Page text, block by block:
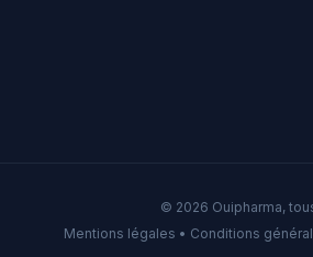
© 2026 Ouipharma,
Mentions légales • Conditions